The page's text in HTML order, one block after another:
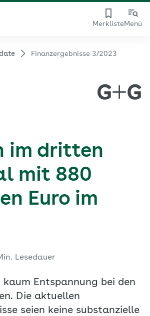
MerklisteMenü
Finanzergebnisse 3/2023
im dritten
mit 880
Euro im
Lesedauer
kaum Entspannung bei den
Die aktuellen
seien keine substanzielle